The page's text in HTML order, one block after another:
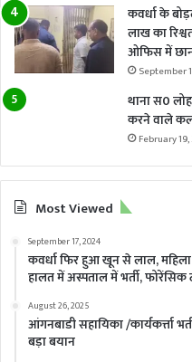
कवर्धा के
लाख का
ओफिस में
September
थाना स0
करने वाले
February
Most Viewed
September 17, 2024
कवर्धा फिर हुआ खून से लाल,
हालत में अस्पताल में भर्ती,
August 26, 2025
आंगनबाडी सहायिका /कार्यकर्त्ता
बड़ा बयान